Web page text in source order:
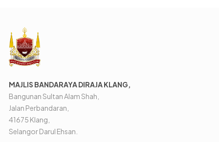
MAJLIS BANDARAYA DIRAJA KLANG,
Bangunan Sultan Alam Shah,
Jalan Perbandaran,
41675 Klang,
Selangor Darul Ehsan.